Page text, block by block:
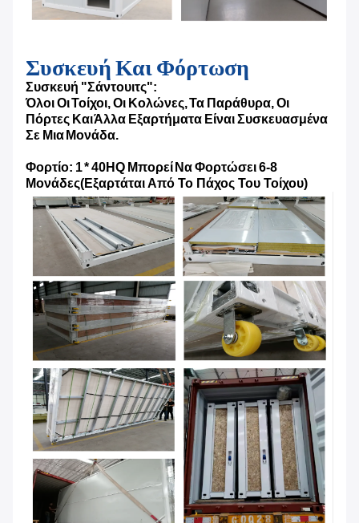
Συσκευή Και Φόρτωση
Συσκευή "σάντουιτς":
Όλοι Οι Τοίχοι, Οι Κολώνες, Τα Παράθυρα, Οι
Πόρτες Και Άλλα Εξαρτήματα Είναι Συσκευασμένα
Σε Μια Μονάδα.
Φορτίο: 1 * 40HQ Μπορεί Να Φορτώσει 6-8
Μονάδες(Εξαρτάται Από Το Πάχος Του Τοίχου)